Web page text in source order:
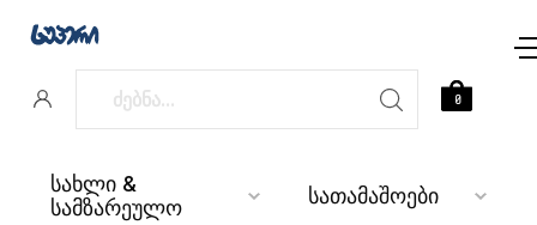
სახლი &
სამზარეულო სათამაშოები
0